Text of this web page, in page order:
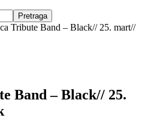
Tribute Band – Black// 25. mart//
Band – Black// 25.